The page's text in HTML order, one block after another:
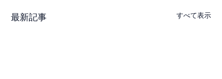
最新記事 すべて表示